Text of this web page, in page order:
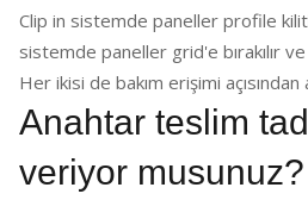
Clip in sistemde paneller profile
sistemde paneller grid'e bırakılır
Her ikisi de bakım erişimi açısından
Anahtar teslim
veriyor musunuz?